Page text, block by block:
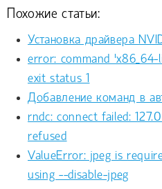
Похожие статьи:
Установка драйвера
error: command
exit status 1
Добавление команд в
rndc: connect failed:
refused
ValueError: jpeg is
using --disable-jpeg